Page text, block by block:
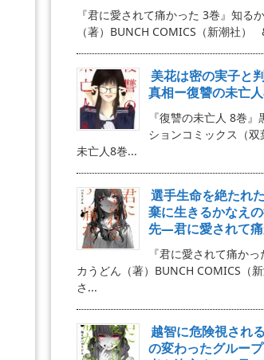
『君に愛されて痛かった 3巻』知る
（著）BUNCH COMICS（新潮社）
美花は密の実子と
真相ー復讐の未亡
『復讐の未亡人 8巻
ションコミックス（
未亡人8巻...
選手生命を絶たれ
棄に生きるかなえ
先―君に愛されて
『君に愛されて痛か
カうどん（著）BUNCH COMICS（
さ...
越智に危険視され
の変わったグルー